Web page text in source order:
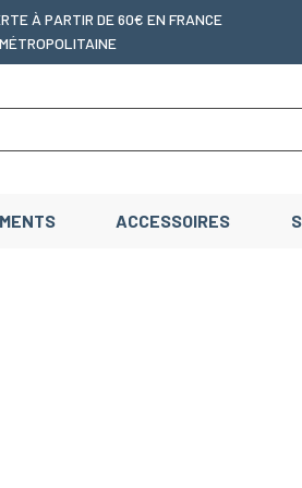
À PARTIR DE 60€ EN FRANCE
MÉTROPOLITAINE
ACCESSOIRES